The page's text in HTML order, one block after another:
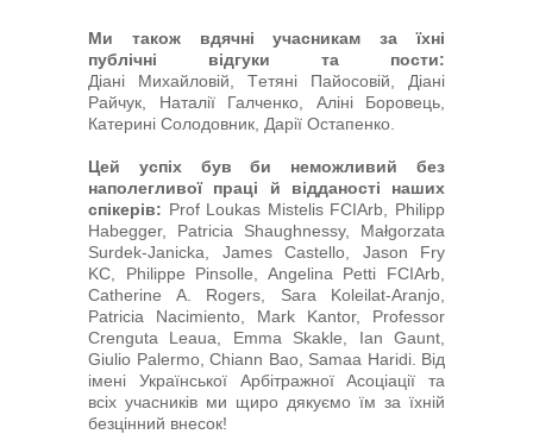
Ми також вдячні учасникам за їхні
публічні відгуки та пости:
Діані Михайловій, Tетяні Пайосовій, Діані
Райчук, Наталії Галченко, Аліні Боровець,
Катерині Солодовник, Дарії Остапенко.
Цей успіх був би неможливий без
наполегливої праці й відданості наших
спікерів: Prof Loukas Mistelis FCIArb, Philipp
Habegger, Patricia Shaughnessy, Małgorzata
Surdek-Janicka, James Castello, Jason Fry
KC, Philippe Pinsolle, Angelina Petti FCIArb,
Catherine A. Rogers, Sara Koleilat-Aranjo,
Patricia Nacimiento, Mark Kantor, Professor
Crenguta Leaua, Emma Skakle, Ian Gaunt,
Giulio Palermo, Chiann Bao, Samaa Haridi. Від
імені Української Арбітражної Асоціації та
всіх учасників ми щиро дякуємо їм за їхній
безцінний внесок!